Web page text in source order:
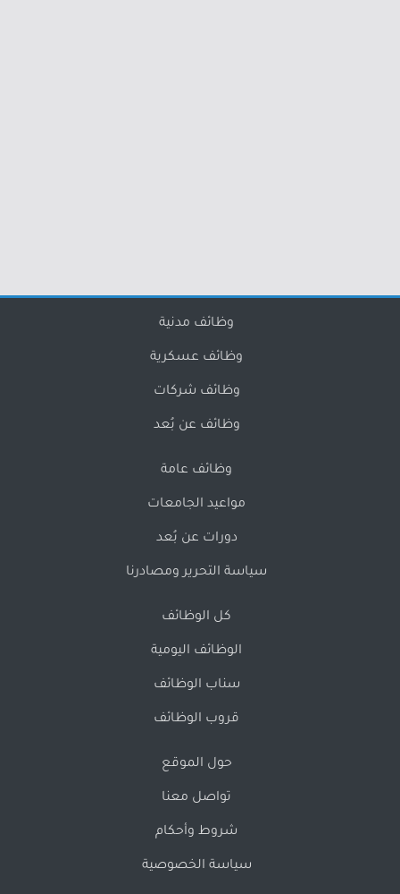
وظائف مدنية
وظائف عسكرية
وظائف شركات
وظائف عن بُعد
وظائف عامة
مواعيد الجامعات
دورات عن بُعد
سياسة التحرير ومصادرنا
كل الوظائف
الوظائف اليومية
سناب الوظائف
قروب الوظائف
حول الموقع
تواصل معنا
شروط وأحكام
سياسة الخصوصية